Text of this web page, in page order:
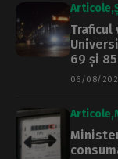
Articole
69 și
06/08/
Articole